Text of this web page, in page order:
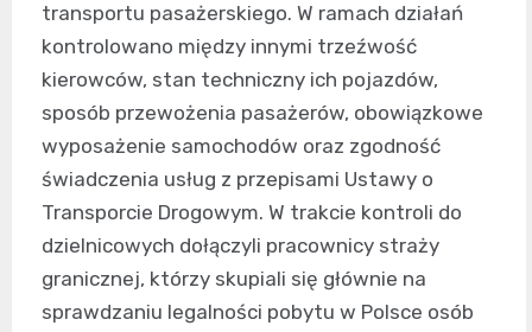
transportu pasażerskiego. W ramach działań
kontrolowano między innymi trzeźwość
kierowców, stan techniczny ich pojazdów,
sposób przewożenia pasażerów, obowiązkowe
wyposażenie samochodów oraz zgodność
świadczenia usług z przepisami Ustawy o
Transporcie Drogowym. W trakcie kontroli do
dzielnicowych dołączyli pracownicy straży
granicznej, którzy skupiali się głównie na
sprawdzaniu legalności pobytu w Polsce osób